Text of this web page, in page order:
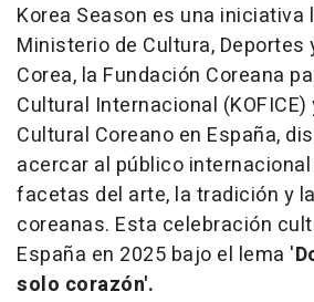
Korea Season es una iniciativa
Ministerio de Cultura, Deportes
Corea, la Fundación Coreana
Cultural Internacional
Cultural Coreano en España,
acercar al público
facetas del arte, la tradición y
coreanas. Esta celebración
España en 2025 bajo el lema '
solo corazón'.